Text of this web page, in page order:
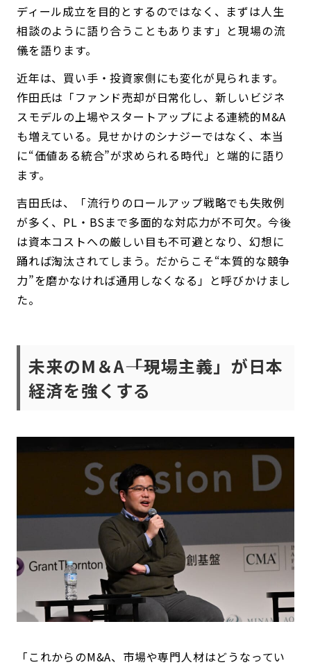
ディール成立を目的とするのではなく、まずは人生
相談のように語り合うこともあります」と現場の流
儀を語ります。
近年は、買い手・投資家側にも変化が見られます。
作田氏は「ファンド売却が日常化し、新しいビジネ
スモデルの上場やスタートアップによる連続的M&A
も増えている。見せかけのシナジーではなく、本当
に“価値ある統合”が求められる時代」と端的に語り
ます。
吉田氏は、「流行りのロールアップ戦略でも失敗例
が多く、PL・BSまで多面的な対応力が不可欠。今後
は資本コストへの厳しい目も不可避となり、幻想に
踊れば淘汰されてしまう。だからこそ“本質的な競争
力”を磨かなければ通用しなくなる」と呼びかけまし
た。
未来のM＆A――「現場主義」が日本
経済を強くする
「これからのM&A、市場や専門人材はどうなってい